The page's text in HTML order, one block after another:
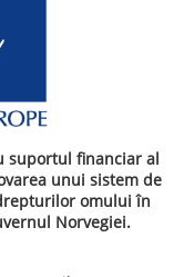
suportul financiar al
unui sistem de
omului în
Norvegiei.